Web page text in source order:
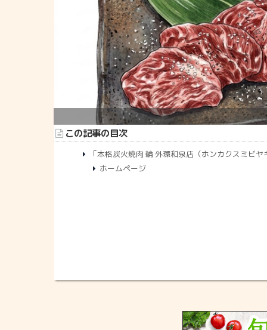
この記事の目次
「本格炭火焼肉 輪 外環和泉店（ホンカクスミビ
ホームページ